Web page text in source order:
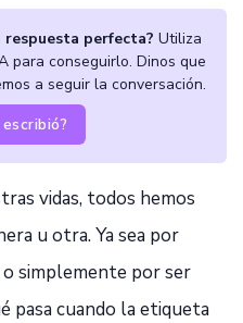
perfecta? Utiliza
para conseguirlo. Dinos que
a seguir la conversación.
vidas, todos hemos
u otra. Ya sea por
o simplemente por ser
pasa cuando la etiqueta